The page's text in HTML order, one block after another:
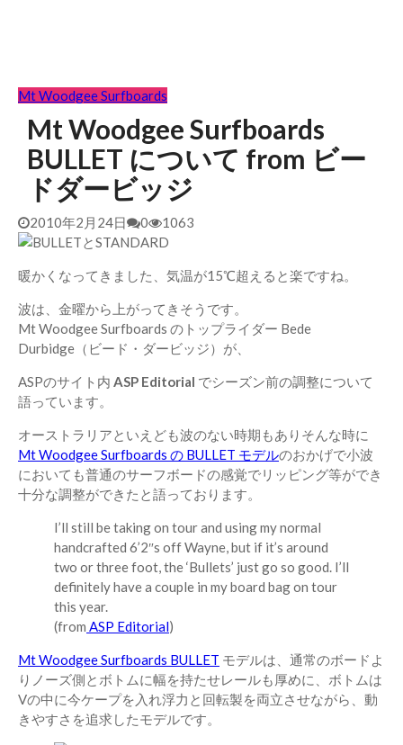
Mt Woodgee Surfboards
Mt Woodgee Surfboards
BULLET について from ビー
ドダービッジ
2010年2月24日 0 1063
暖かくなってきました、気温が15℃超えると楽ですね。
波は、金曜から上がってきそうです。
Mt Woodgee Surfboards のトップライダー Bede
Durbidge（ビード・ダービッジ）が、
ASPのサイト内 ASP Editorial でシーズン前の調整について
語っています。
オーストラリアといえども波のない時期もありそんな時に
Mt Woodgee Surfboards の BULLET モデルのおかげで小波
においても普通のサーフボードの感覚でリッピング等ができ
十分な調整ができたと語っております。
I’ll still be taking on tour and using my normal
handcrafted 6’2″s off Wayne, but if it’s around
two or three foot, the ‘Bullets’ just go so good. I’ll
definitely have a couple in my board bag on tour
this year.
(from ASP Editorial)
Mt Woodgee Surfboards BULLET モデルは、通常のボードよ
りノーズ側とボトムに幅を持たせレールも厚めに、ボトムは
Vの中に今ケープを入れ浮力と回転製を両立させながら、動
きやすさを追求したモデルです。